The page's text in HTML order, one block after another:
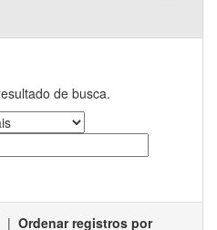
de busca.
| Ordenar registros por